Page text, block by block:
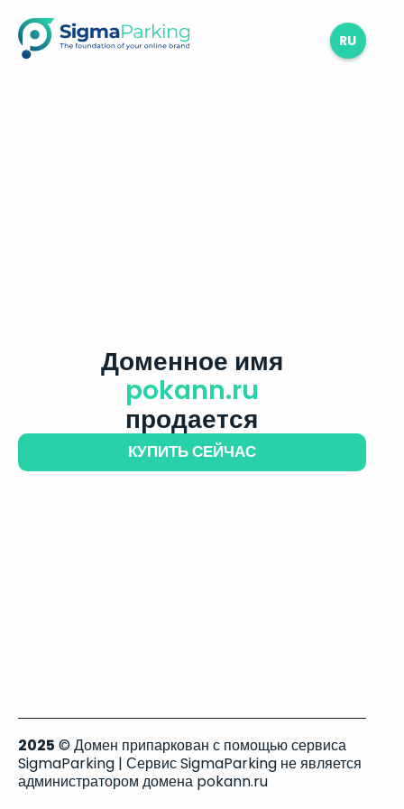
RU
Доменное имя
pokann.ru
продается
КУПИТЬ СЕЙЧАС
2025 © Домен припаркован с помощью сервиса
SigmaParking | Сервис SigmaParking не является
администратором домена pokann.ru